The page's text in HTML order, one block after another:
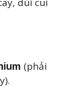
dùi cui
(phải